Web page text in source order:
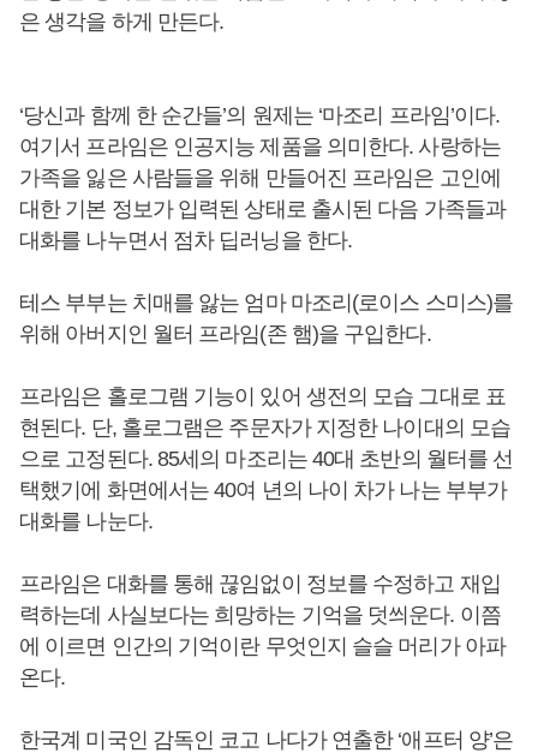
은 생각을 하게 만든다.
‘당신과 함께 한 순간들’의 원제는 ‘마조리 프라임’이다.
여기서 프라임은 인공지능 제품을 의미한다. 사랑하는
가족을 잃은 사람들을 위해 만들어진 프라임은 고인에
대한 기본 정보가 입력된 상태로 출시된 다음 가족들과
대화를 나누면서 점차 딥러닝을 한다.
테스 부부는 치매를 앓는 엄마 마조리(로이스 스미스)를
위해 아버지인 월터 프라임(존 햄)을 구입한다.
프라임은 홀로그램 기능이 있어 생전의 모습 그대로 표
현된다. 단, 홀로그램은 주문자가 지정한 나이대의 모습
으로 고정된다. 85세의 마조리는 40대 초반의 월터를 선
택했기에 화면에서는 40여 년의 나이 차가 나는 부부가
대화를 나눈다.
프라임은 대화를 통해 끊임없이 정보를 수정하고 재입
력하는데 사실보다는 희망하는 기억을 덧씌운다. 이쯤
에 이르면 인간의 기억이란 무엇인지 슬슬 머리가 아파
온다.
한국계 미국인 감독인 코고 나다가 연출한 ‘애프터 양’은